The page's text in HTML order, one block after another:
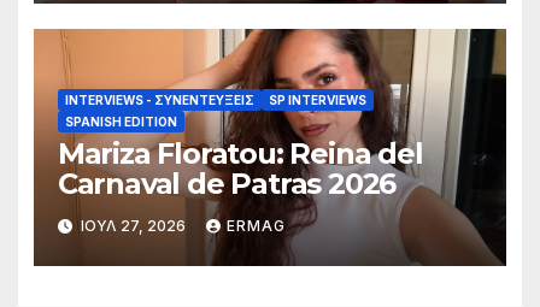
INTERVIEWS - ΣΥΝΕΝΤΕΎΞΕΙΣ
SP INTERVIEWS
SPANISH EDITION
Mariza Floratou: Reina del
Carnaval de Patras 2026
ΙΟΎΛ 27, 2026 ERMAG